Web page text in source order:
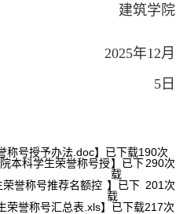
建筑学院
2025年12月
5日
称号授予办法.doc】已下载190次
本科学生荣誉称号授】已下
载
290次
誉称号推荐名额控 】已下
载
201 次
荣誉称号汇总表.xls】已下载217次